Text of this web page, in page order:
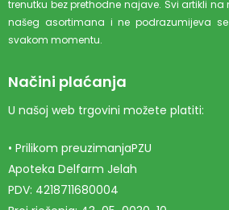
trenutku bez prethodne najave. Svi artikli
našeg asortimana i ne podrazumijeva
svakom momentu.
Načini plaćanja
U našoj web trgovini možete platiti:
• Prilikom preuzimanjaPZU
Apoteka Delfarm Jelah
PDV: 4218711680004